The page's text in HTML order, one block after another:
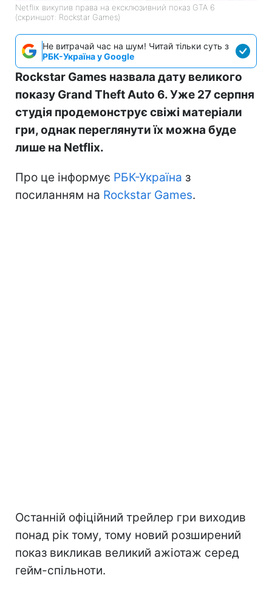
Netflix викупив права на ексклюзивний показ GTA 6
(скриншот: Rockstar Games)
Не витрачай час на шум! Читай тільки суть з
РБК-Україна у Google
Rockstar Games назвала дату великого
показу Grand Theft Auto 6. Уже 27 серпня
студія продемонструє свіжі матеріали
гри, однак переглянути їх можна буде
лише на Netflix.
Про це інформує РБК-Україна з
посиланням на Rockstar Games.
Останній офіційний трейлер гри виходив
понад рік тому, тому новий розширений
показ викликав великий ажіотаж серед
гейм-спільноти.